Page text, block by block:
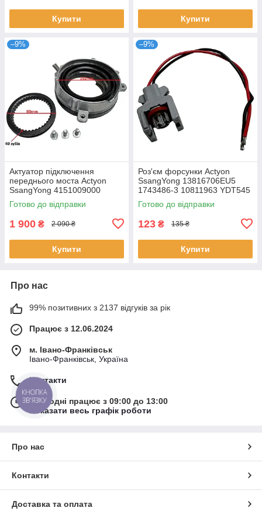
Купити Купити
–9%
Актуатор підключення
переднього моста Actyon
SsangYong 4151009000
4151009100
Готово до відправки
1 900 ₴ 2 090 ₴
Купити
–9%
Роз'єм форсунки Actyon
SsangYong 13816706EU5
1743486-3 10811963 YDT545
DEL9001-845
Готово до відправки
123 ₴ 135 ₴
Купити
Про нас
99% позитивних з 2137 відгуків за рік
Працює з 12.06.2024
м. Івано-Франківськ
Івано-Франківськ, Україна
Контакти
Сьогодні працює з 09:00 до 13:00
Показати весь графік роботи
Про нас
Контакти
Доставка та оплата
КНОПКА
ЗВ'ЯЗКУ